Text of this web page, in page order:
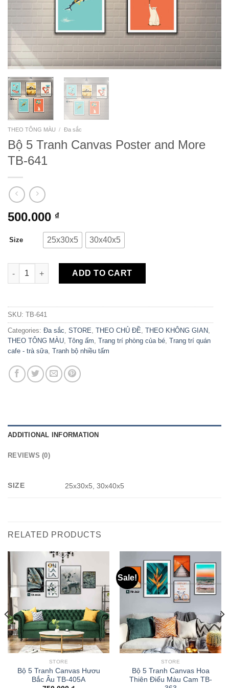
THEO TÔNG MÀU / Đa sắc
Bộ 5 Tranh Canvas Poster and More
TB-641
500.000 ₫
Size 25x30x5 30x40x5
Bộ 5 Tranh Canvas Poster and More TB-641 quantity
ADD TO CART
SKU: TB-641
Categories: Đa sắc, STORE, THEO CHỦ ĐỀ, THEO KHÔNG GIAN,
THEO TÔNG MÀU, Tông ấm, Trang trí phòng của bé, Trang trí quán
cafe - trà sữa, Tranh bộ nhiều tấm
ADDITIONAL INFORMATION
REVIEWS (0)
SIZE 25x30x5, 30x40x5
RELATED PRODUCTS
STORE
Bộ 5 Tranh Canvas Hươu
Bắc Âu TB-405A
Sale!
STORE
Bộ 5 Tranh Canvas Hoa
Thiên Điểu Màu Cam TB-